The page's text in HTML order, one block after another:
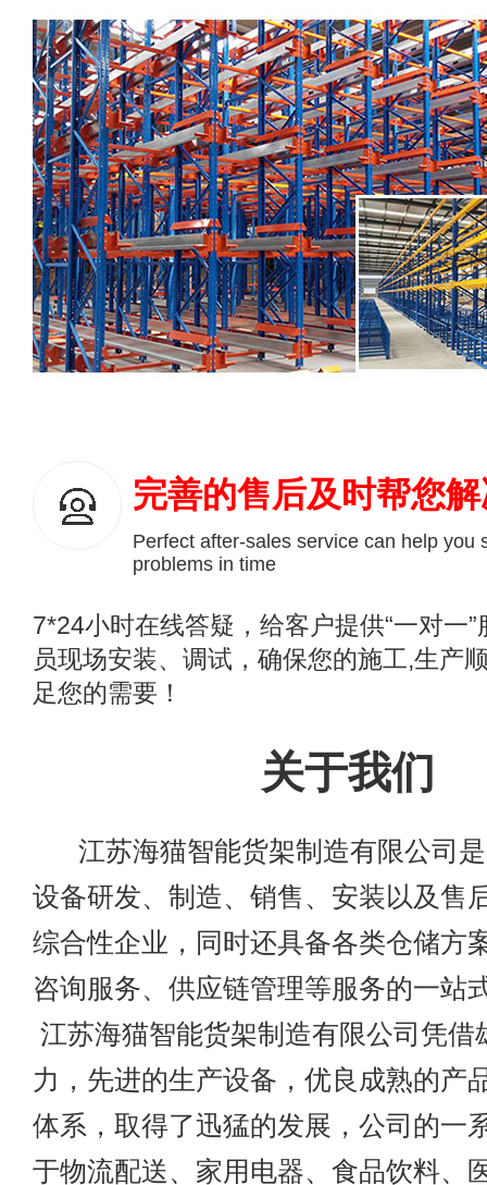
完善的售后及时帮您
Perfect after-sales service can help you
problems in time
7*24小时在线答疑，给客户提供“一对一
员现场安装、调试，确保您的施工,生产
足您的需要！
关于我们
江苏海猫智能货架制造有限公司是
设备研发、制造、销售、安装以及售
综合性企业，同时还具备各类仓储方
咨询服务、供应链管理等服务的
江苏海猫智能货架制造有限公司凭借
力，先进的生产设备，优良成熟的产
体系，取得了迅猛的发展，公司的一
于物流配送、家用电器、食品饮料、